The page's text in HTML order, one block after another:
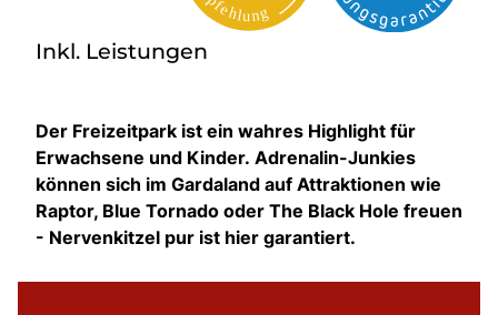
Inkl. Leistungen
Der Freizeitpark ist ein wahres Highlight für
Erwachsene und Kinder. Adrenalin-Junkies
können sich im Gardaland auf Attraktionen wie
Raptor, Blue Tornado oder The Black Hole freuen
- Nervenkitzel pur ist hier garantiert.